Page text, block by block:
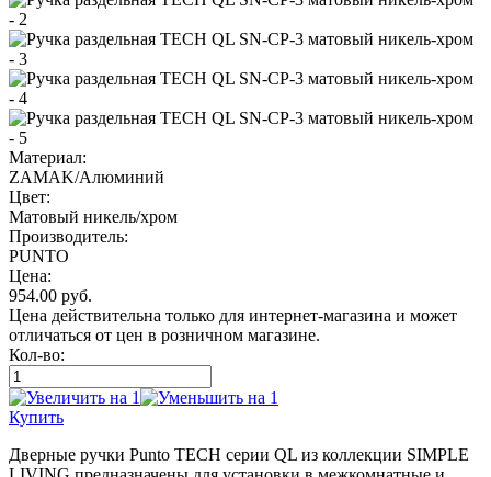
Материал:
ZAMAK/Алюминий
Цвет:
Матовый никель/хром
Производитель:
PUNTO
Цена:
954.00 руб.
Цена действительна только для интернет-магазина и может
отличаться от цен в розничном магазине.
Кол-во:
Купить
Дверные ручки Punto TECH серии QL из коллекции SIMPLE